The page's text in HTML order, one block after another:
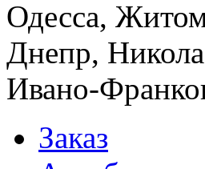
Одесса,
Днепр,
Ивано-
Заказ